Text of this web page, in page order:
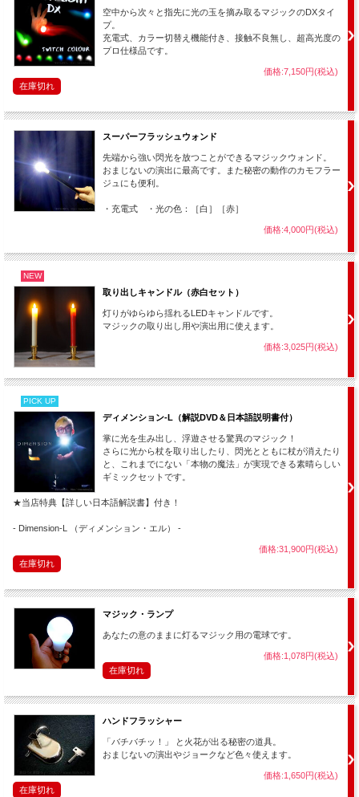
突然、 輝く光の玉
取り出した光の玉を袋に入れ・・・
再び空中に手を伸ばすとそこからも 光の玉が現れます。
あそこにも・・・
・・ここにも・・・
光の玉は色々な場所から次々と出現します。
空中から次々と指先に光の玉を摘み取るマジックのDXタイ
プ。
充電式、カラー切替え機能付き、接触不良無し、超高光度の
プロ仕様品です。
価格:7,150円(税込)
在庫切れ
スーパーフラッシュウォンド
先端から強い閃光を放つことができるマジックウォンド。
おまじないの演出に最高です。また秘密の動作のカモフラー
ジュにも便利。
・充電式 ・光の色：［白］［赤］
価格:4,000円(税込)
NEW
取り出しキャンドル（赤白セット）
灯りがゆらゆら揺れるLEDキャンドルです。
マジックの取り出し用や演出用に使えます。
価格:3,025円(税込)
PICK UP
ディメンション-L（解説DVD＆日本語説明書付）
掌に光を生み出し、浮遊させる驚異のマジック！
さらに光から杖を取り出したり、閃光とともに杖が消えたり
と、これまでにない「本物の魔法」が実現できる素晴らしい
ギミックセットです。
★当店特典【詳しい日本語解説書】付き！
- Dimension-L （ディメンション・エル） -
価格:31,900円(税込)
在庫切れ
マジック・ランプ
あなたの意のままに灯るマジック用の電球です。
価格:1,078円(税込)
在庫切れ
ハンドフラッシャー
「バチバチッ！」 と火花が出る秘密の道具。
おまじないの演出やジョークなど色々使えます。
価格:1,650円(税込)
在庫切れ